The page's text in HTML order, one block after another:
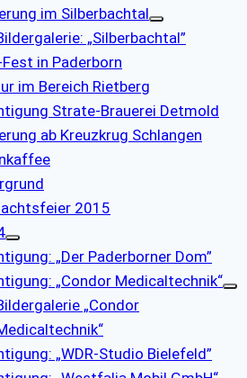
im Silberbachtal
„Silberbachtal”
in Paderborn
im Bereich Rietberg
Strate-Brauerei Detmold
ab Kreuzkrug Schlangen
2015
„Der Paderborner Dom”
„Condor Medicaltechnik“
„Condor
„WDR-Studio Bielefeld”